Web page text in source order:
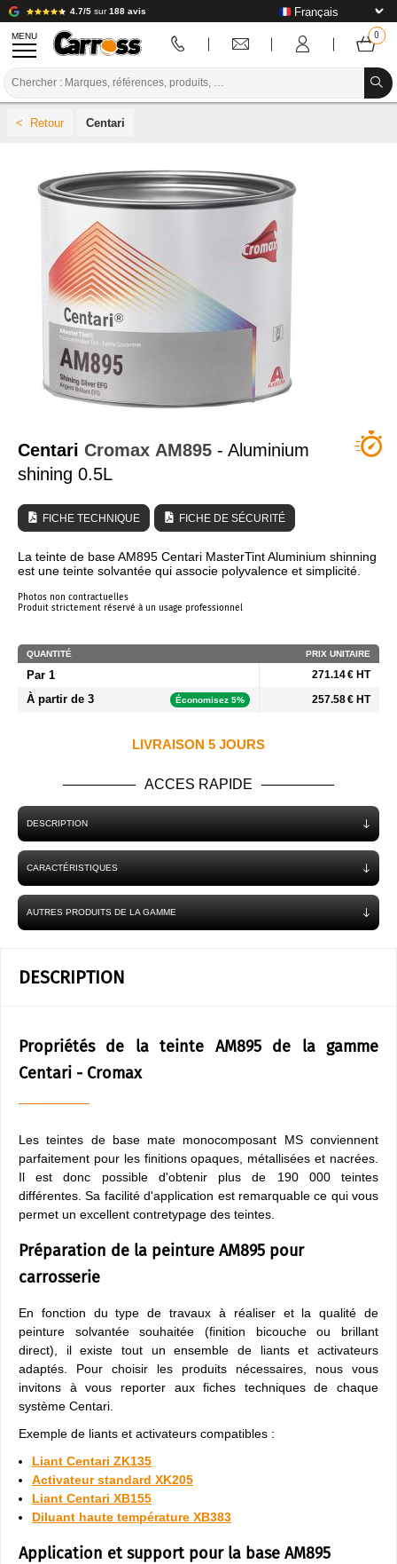
4.7/5 sur188 avis
MENU
PREPARATION / PEINTURE / FINITION
CONSOMMABLE CARROSSERIE
OUTILLAGE CARROSSERIE
ÉQUIPEMENT ATELIER CARROSSERIE
INSTALLATION LABO
TUTORIEL & CONSEILS
Centari
Centari Cromax AM895 - Aluminium
shining 0.5L
FICHE TECHNIQUE FICHE DE SÉCURITÉ
La teinte de base AM895 Centari MasterTint Aluminium shinning
est une teinte solvantée qui associe polyvalence et simplicité.
Photos non contractuelles
Produit strictement réservé à un usage professionnel
QUANTITÉ PRIX UNITAIRE
Par 1 271.14 € HT
À partir de 3 Économisez 5% 257.58 € HT
LIVRAISON 5 JOURS
ACCES RAPIDE
DESCRIPTION
CARACTÉRISTIQUES
AUTRES PRODUITS DE LA GAMME
DESCRIPTION
Propriétés de la teinte AM895 de la gamme
Centari - Cromax
Les teintes de base mate monocomposant MS conviennent
parfaitement pour les finitions opaques, métallisées et nacrées.
Il est donc possible d'obtenir plus de 190 000 teintes
différentes. Sa facilité d'application est remarquable ce qui vous
permet un excellent contretypage des teintes.
Préparation de la peinture AM895 pour
carrosserie
En fonction du type de travaux à réaliser et la qualité de
peinture solvantée souhaitée (finition bicouche ou brillant
direct), il existe tout un ensemble de liants et activateurs
adaptés. Pour choisir les produits nécessaires, nous vous
invitons à vous reporter aux fiches techniques de chaque
système Centari.
Exemple de liants et activateurs compatibles :
Liant Centari ZK135
Activateur standard XK205
Liant Centari XB155
Diluant haute température XB383
Application et support pour la base AM895